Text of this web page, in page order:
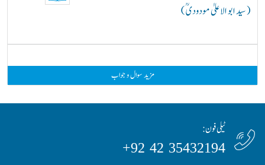
( سید ابو الاعلیٰ مودودیؒ )
مزید سوال و جواب
ٹیلی فون:
35432194 42 92+